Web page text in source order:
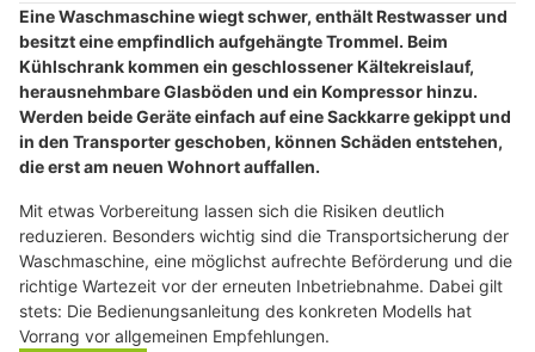
Eine Waschmaschine wiegt schwer, enthält Restwasser und
besitzt eine empfindlich aufgehängte Trommel. Beim
Kühlschrank kommen ein geschlossener Kältekreislauf,
herausnehmbare Glasböden und ein Kompressor hinzu.
Werden beide Geräte einfach auf eine Sackkarre gekippt und
in den Transporter geschoben, können Schäden entstehen,
die erst am neuen Wohnort auffallen.
Mit etwas Vorbereitung lassen sich die Risiken deutlich
reduzieren. Besonders wichtig sind die Transportsicherung der
Waschmaschine, eine möglichst aufrechte Beförderung und die
richtige Wartezeit vor der erneuten Inbetriebnahme. Dabei gilt
stets: Die Bedienungsanleitung des konkreten Modells hat
Vorrang vor allgemeinen Empfehlungen.